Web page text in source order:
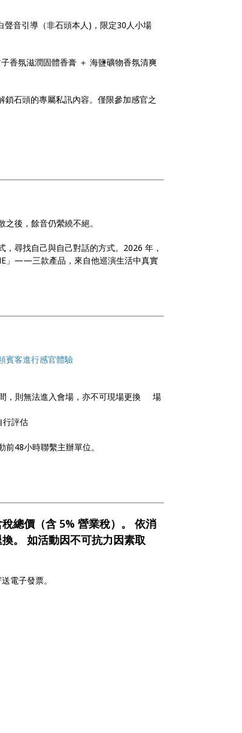
聲音引導（非石頭本人)，限定30人小場
香氛滋潤固體香膏 ＋ 海鹽礦物香氛清爽
石頭的專屬私訊內容。僅限參加感官之
後，餘音仍縈繞不絕。
尋找自己與自己對話的方式。2026 年，
」——三款產品，來自他巡演生活中真實
賓客進行感官體驗
，則無法進入會場，亦不可現場更換 場
行評估
48小時聯繫主辦單位。
總價（含 5% 營業稅）。 依消
。 如活動因不可抗力因素取
電子發票。